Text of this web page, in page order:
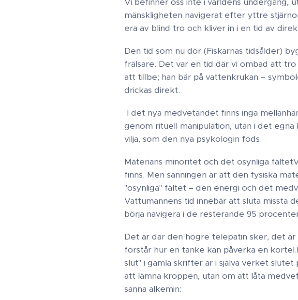
mänskligheten navigerat efter yttre
era av blind tro och kliver in i en tid av
Den tid som nu dör (Fiskarnas tidsålder)
frälsare. Det var en tid där vi ombad att
att tillbe; han bär på vattenkrukan –
drickas direkt.
​I det nya medvetandet finns inga
genom rituell manipulation, utan i det
vilja, som den nya psykologin föds. ​
Materians minoritet och det osynliga fältet
finns. Men sanningen är att den fysiska
"osynliga" fältet – den energi och det
Vattumannens tid innebär att sluta missta
börja navigera i de resterande 95
Det är där den högre telepatin sker, det
förstår hur en tanke kan påverka en
slut" i gamla skrifter är i själva verket
att lämna kroppen, utan om att låta
sanna alkemin: ​